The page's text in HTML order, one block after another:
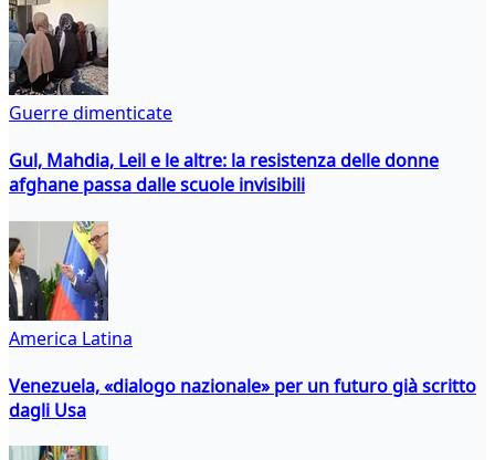
Guerre dimenticate
Gul, Mahdia, Leil e le altre: la resistenza delle donne
afghane passa dalle scuole invisibili
America Latina
Venezuela, «dialogo nazionale» per un futuro già scritto
dagli Usa